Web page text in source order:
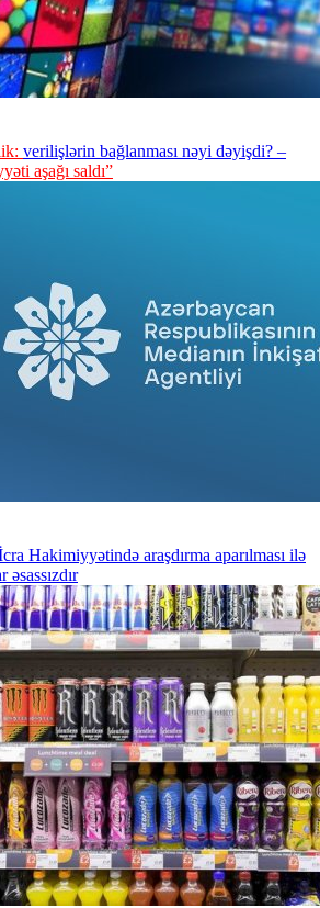
verilişlərin bağlanması nəyi dəyişdi? –
aşağı saldı”
Hakimiyyətində araşdırma aparılması ilə
əsassızdır